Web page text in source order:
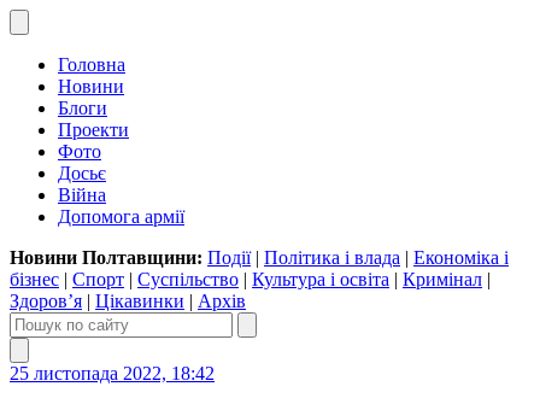
Головна
Новини
Блоги
Проекти
Фото
Досьє
Війна
Допомога армії
Новини Полтавщини: Події| Політика і влада | Економіка і
бізнес | Спорт | Суспільство | Культура і освіта | Кримінал |
Здоров’я | Цікавинки | Архів
25 листопада 2022, 18:42